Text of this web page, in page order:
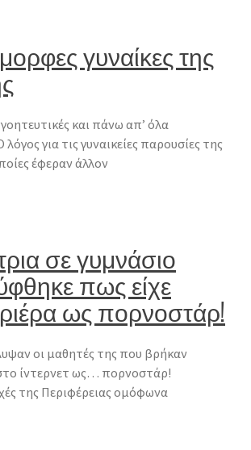
γυναίκες της
και πάνω απ’ όλα
για τις γυναικείες παρουσίες της
έφεραν άλλον
σε γυμνάσιο
πως είχε
ως πορνοστάρ!
οι μαθητές της που βρήκαν
ίντερνετ ως… πορνοστάρ!
της Περιφέρειας ομόφωνα